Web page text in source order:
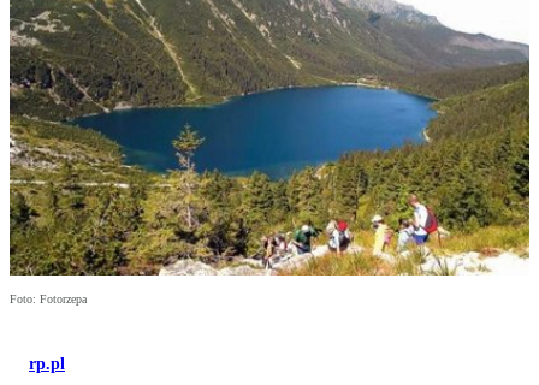
Foto: Fotorzepa
rp.pl